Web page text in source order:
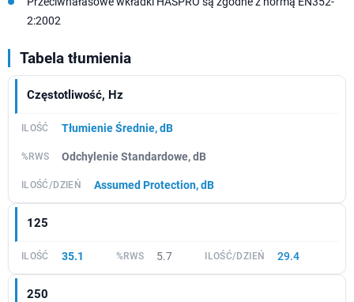
2:2002
Tabela tłumienia
Częstotliwość, Hz
Tłumienie Średnie, dB
Odchylenie Standardowe, dB
Assumed Protection, dB
125
35.1 5.7 29.4
250